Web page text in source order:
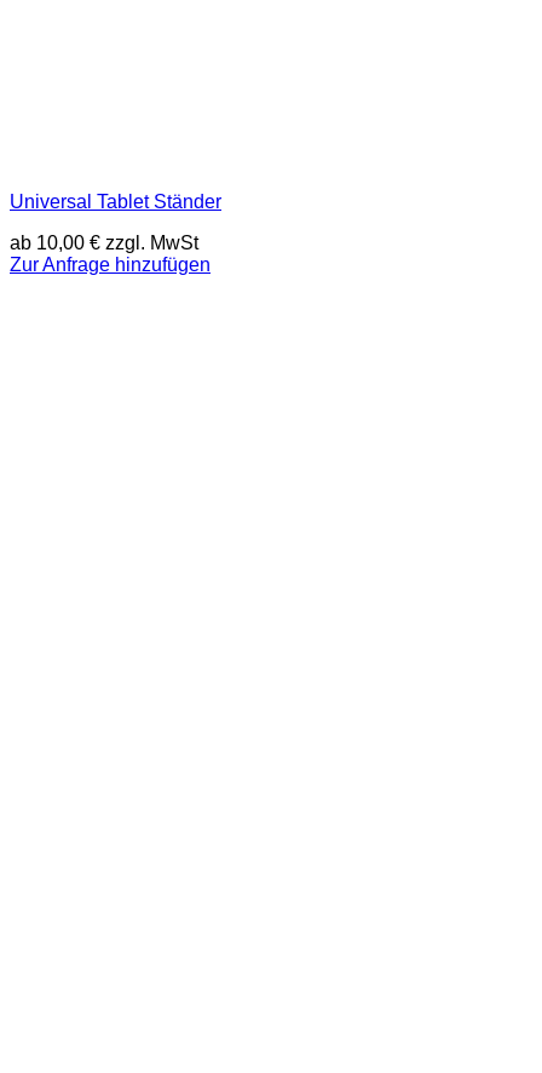
Universal Tablet Ständer
ab 10,00 € zzgl. MwSt
Zur Anfrage hinzufügen